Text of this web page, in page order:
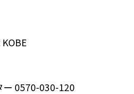
ー 0570-030-120